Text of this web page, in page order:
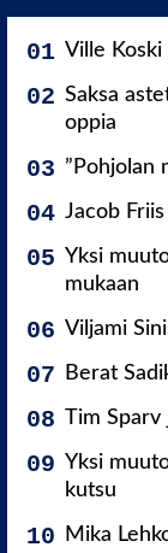
Ville Koski
Saksa
oppia
”Pohjolan
Jacob
Yksi
mukaan
Viljami
Berat
Tim
Yksi
kutsu
Mika